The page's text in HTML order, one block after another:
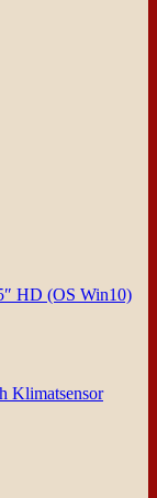
HD (OS Win10)
Klimatsensor